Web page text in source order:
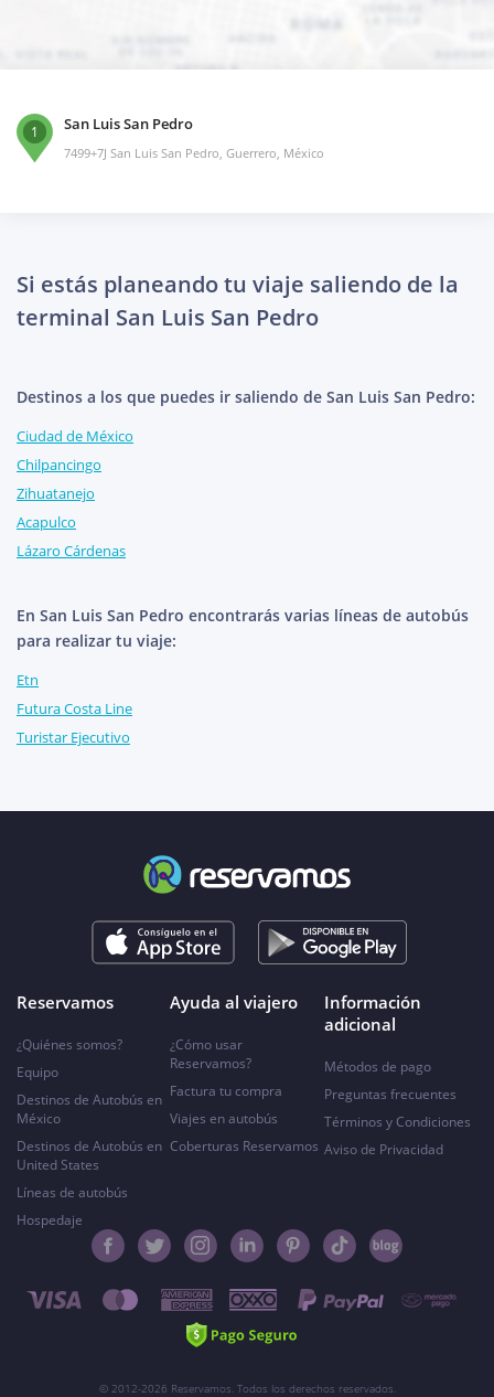
1 San Luis San Pedro
7499+7J San Luis San Pedro, Guerrero, México
Si estás planeando tu viaje saliendo de la
terminal San Luis San Pedro
Destinos a los que puedes ir saliendo de San Luis San Pedro:
Ciudad de México
Chilpancingo
Zihuatanejo
Acapulco
Lázaro Cárdenas
En San Luis San Pedro encontrarás varias líneas de autobús
para realizar tu viaje:
Etn
Futura Costa Line
Turistar Ejecutivo
Reservamos
¿Quiénes somos?
Equipo
Destinos de Autobús en
México
Destinos de Autobús en
United States
Líneas de autobús
Hospedaje
Ayuda al viajero
¿Cómo usar
Reservamos?
Factura tu compra
Viajes en autobús
Coberturas Reservamos
Información
adicional
Métodos de pago
Preguntas frecuentes
Términos y Condiciones
Aviso de Privacidad
© 2012-2026 Reservamos. Todos los derechos reservados.